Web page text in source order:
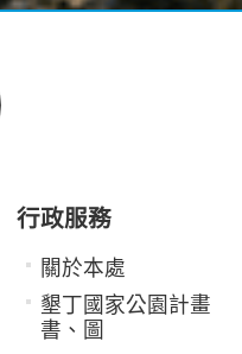
行政服務
關於本處
墾丁國家公園計畫
書、圖